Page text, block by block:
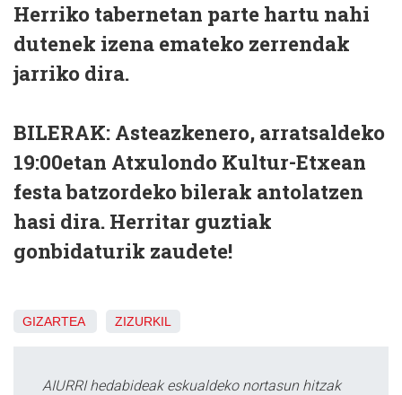
Herriko tabernetan parte hartu nahi
dutenek izena emateko zerrendak
jarriko dira.
BILERAK: Asteazkenero, arratsaldeko
19:00etan Atxulondo Kultur-Etxean
festa batzordeko bilerak antolatzen
hasi dira. Herritar guztiak
gonbidaturik zaudete!
GIZARTEA ZIZURKIL
AIURRI hedabideak eskualdeko nortasun hitzak